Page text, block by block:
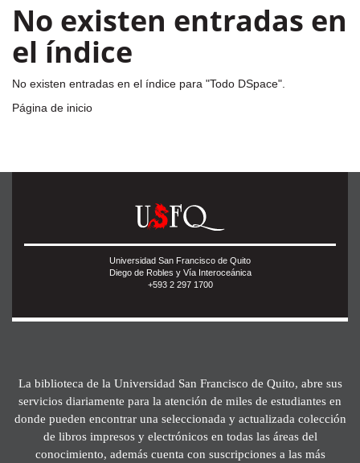
No existen entradas en
el índice
No existen entradas en el índice para "Todo DSpace".
Página de inicio
Universidad San Francisco de Quito
Diego de Robles y Vía Interoceánica
+593 2 297 1700
La biblioteca de la Universidad San Francisco de Quito, abre sus
servicios diariamente para la atención de miles de estudiantes en
donde pueden encontrar una seleccionada y actualizada colección
de libros impresos y electrónicos en todas las áreas del
conocimiento, además cuenta con suscripciones a las más